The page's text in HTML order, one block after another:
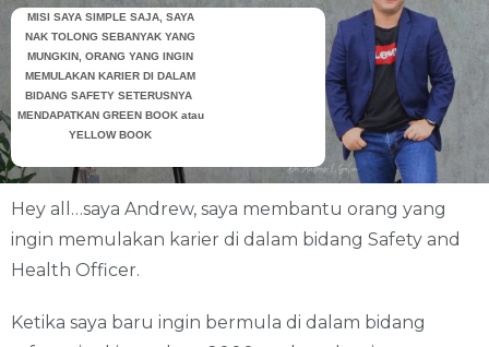
MISI SAYA SIMPLE SAJA, SAYA
NAK TOLONG SEBANYAK YANG
MUNGKIN, ORANG YANG INGIN
MEMULAKAN KARIER DI DALAM
BIDANG SAFETY SETERUSNYA
MENDAPATKAN GREEN BOOK atau
YELLOW BOOK
Hey all…saya Andrew, saya membantu orang yang
ingin memulakan karier di dalam bidang Safety and
Health Officer.
Ketika saya baru ingin bermula di dalam bidang